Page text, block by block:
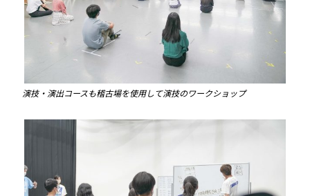
演技・演出コースも稽古場を使用して演技のワークショップ